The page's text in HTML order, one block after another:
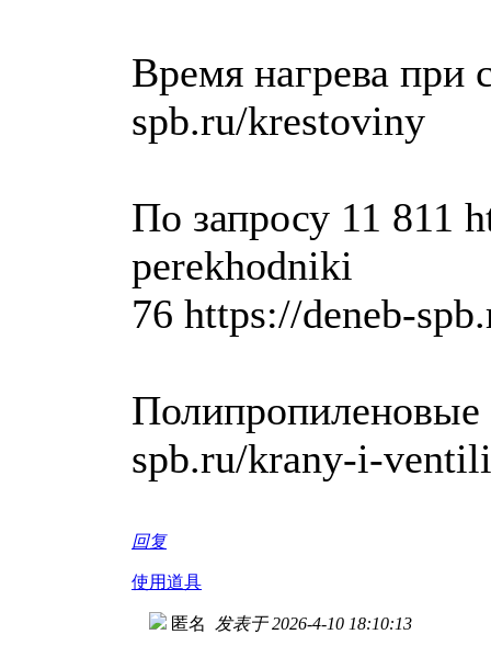
Время нагрева при
spb.ru/krestoviny
По запросу 11 811
perekhodniki
76 https://deneb-
spb.ru/krany-i-ventili
回复
使用道具
匿名 发表于 2026-4-10 18:10:13